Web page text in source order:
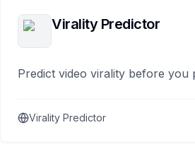
Virality Predictor
Predict video virality before you
Virality Predictor